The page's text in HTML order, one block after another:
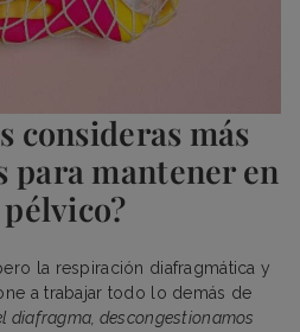
consideras más
para mantener en
la respiración diafragmática y
a trabajar todo lo demás de
diafragma, descongestionamos